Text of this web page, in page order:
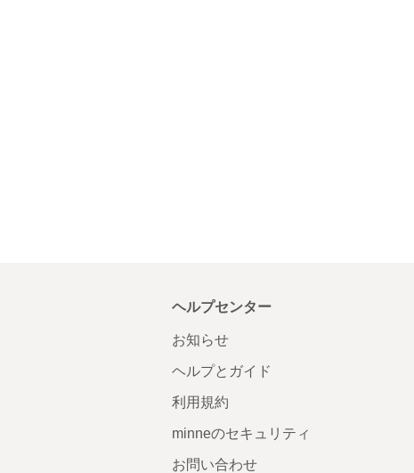
ヘルプセンター
お知らせ
ヘルプとガイド
利用規約
minneのセキュリティ
お問い合わせ